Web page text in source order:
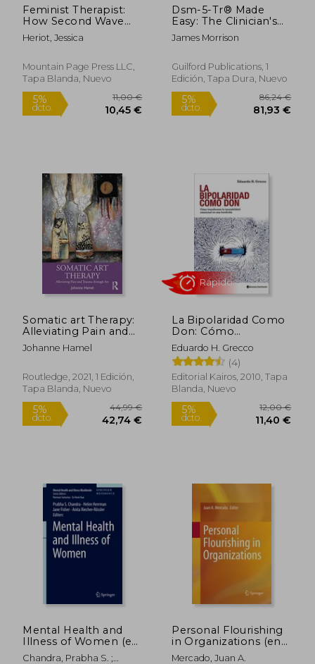
5%
dcto.
56,96 €
54,11 €
5%
dcto.
Feminist Therapist:
How Second Wave
Feminism Changed
Psychotherapy and
Heriot, Jessica
Mountain Page Press LLC,
Tapa Blanda, Nuevo
Dsm-5-Tr® Made
Easy: The Clinician's
Guide to Diagnosis
(en Inglés)
James Morrison
Guilford Publications, 1
Edición, Tapa Dura, Nuevo
Somatic art Therapy:
Alleviating Pain and
Trauma Through art
(en Inglés)
Johanne Hamel
Routledge, 2021, 1 Edición,
Tapa Blanda, Nuevo
La Bipolaridad Como
Don: Cómo
Transformar La
Inestabilidad
Emocional En Una
Bendición
Eduardo H. Grecco
(4)
Editorial Kairos, 2010, Tapa
Blanda, Nuevo
Mental Health and
Illness of Women (en
Inglés)
Chandra, Prabha S. ;
Personal Flourishing
in Organizations (en
Inglés)
Mercado, Juan A.